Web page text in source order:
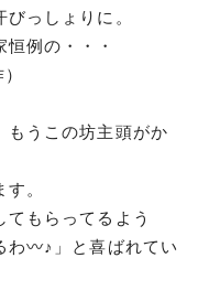
っしょりに。
例の・・・
うこの坊主頭がか
。
もらってるよう
わ〰♪」と喜ばれてい